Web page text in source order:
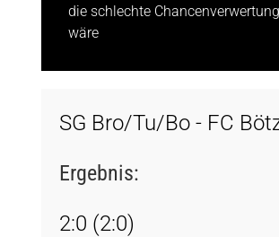
die schlechte
wäre
SG Bro/Tu/Bo - FC
Ergebnis:
2:0 (2:0)